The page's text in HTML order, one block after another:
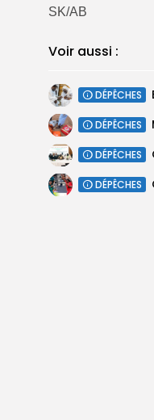
SK/AB
Voir aussi :
DÉPÊCHES
DÉPÊCHES
DÉPÊCHES
DÉPÊCHES